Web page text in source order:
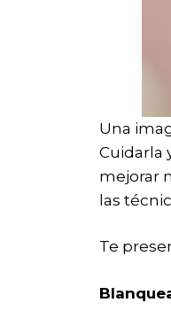
Una
Cuidarla
mejorar
las
Te